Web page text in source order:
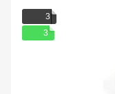
3
3